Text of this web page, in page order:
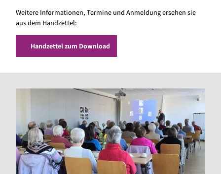
Weitere Informationen, Termine und Anmeldung ersehen sie
aus dem Handzettel:
Handzettel zum Download